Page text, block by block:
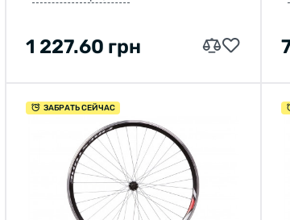
1 227.60 грн
ЗАБРАТЬ СЕЙЧАС